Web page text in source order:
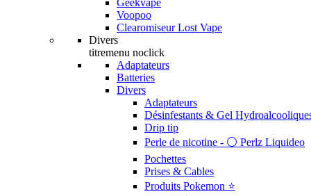
Geekvape
Voopoo
Clearomiseur Lost Vape
Divers
titremenu noclick
Adaptateurs
Batteries
Divers
Adaptateurs
Désinfestants & Gel
Drip tip
Perle de nicotine - ⚪️ Perlz Liquideo
Pochettes
Prises & Cables
Produits Pokemon ⭐️